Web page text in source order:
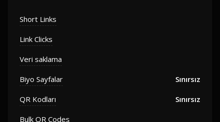
Short Links
Link Clicks
Veri saklama
Biyo Sayfalar Sınırsız
QR Kodları Sınırsız
Bulk QR Codes